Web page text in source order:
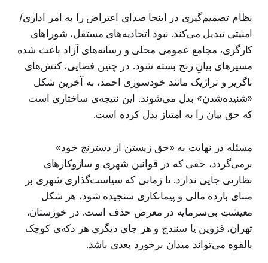
نظام تصمیم‌گیری در اینجا صدای اعتراض را به امر اداری/
امنیتی تبدیل می‌کند. نبود اتحادیه‌های مستقل، شوراهای
کارگری، مجامع عمومی محلی و رسانه‌های آزاد باعث شده
مسیرهای بیانِ رنج بسته شود. در چنین فضایی، کنش‌های
ناگزیر و تراژیک مانند خودسوزی احمد، به آخرین شکل
«شنیده‌شدن» بدل می‌شوند. این نتیجه‌ی ساختاری است
که حق بیان را به امتیاز بدل کرده است.
مسئله در نهایت به «حق زیستن از دسترنج خود»
برمی‌گردد، حقی که در قوانین شهری و سازوکارهای
نظارتی جایی ندارد. تا زمانی که سیاست‌گذاری شهری بر
مبنای بازده مالی و پیمانکاری سنجیده شود، هر شکل
معیشتِ بی‌سرمایه در معرض حذف است. در خوزستان،
تهران، قزوین یا سنندج و هر جای دیگری هر دکه‌ی کوچک
بالقوه می‌تواند میدان برخورد بعدی باشد.